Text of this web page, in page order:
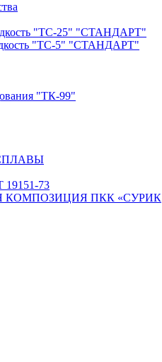
"ТС-25" "СТАНДАРТ"
"ТС-5" "СТАНДАРТ"
"ТК-99"
73
КОМПОЗИЦИЯ ПКК «СУРИК